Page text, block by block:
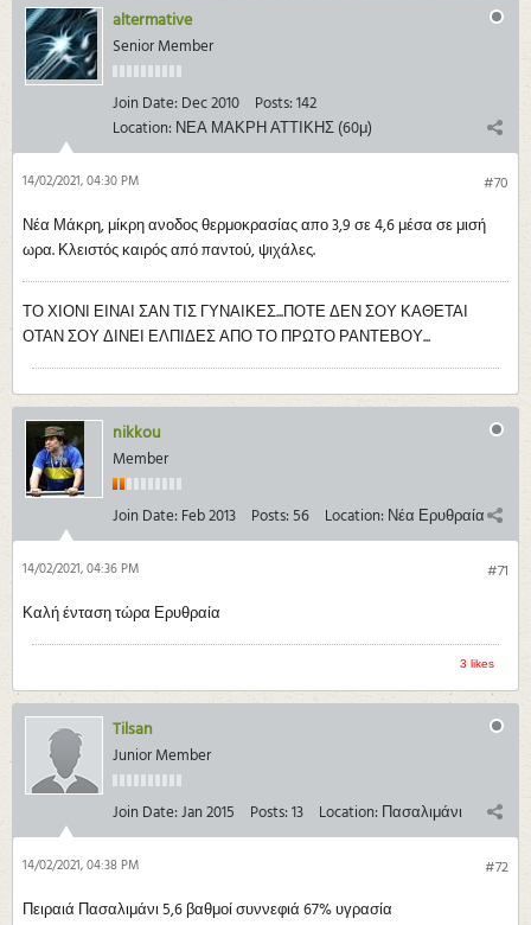
altermative
Senior Member
Join Date: Dec 2010 Posts:142
Location: ΝΕΑ ΜΑΚΡΗ ΑΤΤΙΚΗΣ (60μ)
#70
14/02/2021, 04:30 PM
Νέα Μάκρη, μίκρη ανοδος θερμοκρασίας απο 3,9 σε 4,6 μέσα σε μισή
ωρα. Κλειστός καιρός από παντού, ψιχάλες.
ΤΟ ΧΙΟΝΙ ΕΙΝΑΙ ΣΑΝ ΤΙΣ ΓΥΝΑΙΚΕΣ...ΠΟΤΕ ΔΕΝ ΣΟΥ ΚΑΘΕΤΑΙ
ΟΤΑΝ ΣΟΥ ΔΙΝΕΙ ΕΛΠΙΔΕΣ ΑΠΟ ΤΟ ΠΡΩΤΟ ΡΑΝΤΕΒΟΥ...
nikkou
Member
Join Date: Feb 2013 Posts:56 Location: Νέα Ερυθραία
#71
14/02/2021, 04:36 PM
Καλή ένταση τώρα Ερυθραία
3 likes
Tilsan
Junior Member
Join Date:Jan 2015 Posts:13 Location: Πασαλιμάνι
#72
14/02/2021, 04:38 PM
Πειραιά Πασαλιμάνι 5,6 βαθμοί συννεφιά 67% υγρασία